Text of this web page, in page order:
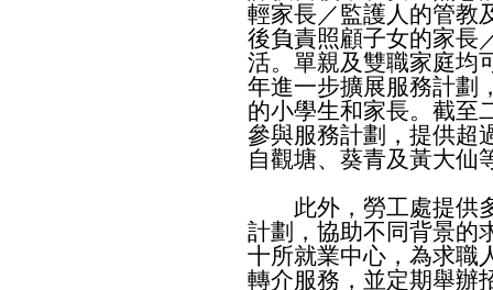
輕家長／監護人的管教
後負責照顧子女的家長
活。單親及雙職家庭均
年進一步擴展服務計劃
的小學生和家長。截至
參與服務計劃，提供超
自觀塘、葵青及黃大仙
此外，勞工處提供多
計劃，協助不同背景的
十所就業中心，為求職
轉介服務，並定期舉辦